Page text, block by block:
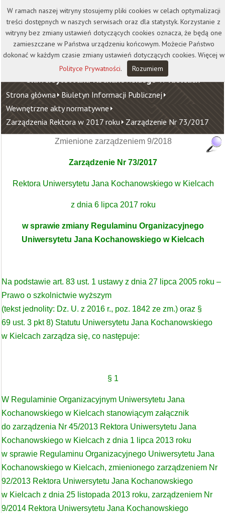
Kontakt Biblioteka
Wydawnictwo
Wirtualna Uczelnia
Uniwersytet Jana Kochanowskiego w Kielcach
Strona główna Biuletyn Informacji Publicznej
Wewnętrzne akty normatywne
Zarządzenia Rektora w 2017 roku Zarządzenie Nr 73/2017
Zmienione zarządzeniem 9/2018
Zarządzenie Nr 73/2017
Rektora Uniwersytetu Jana Kochanowskiego w Kielcach
z dnia 6 lipca 2017 roku
w sprawie zmiany Regulaminu Organizacyjnego
Uniwersytetu Jana Kochanowskiego w Kielcach
Na podstawie art. 83 ust. 1 ustawy z dnia 27 lipca 2005 roku –
Prawo o szkolnictwie wyższym
(tekst jednolity: Dz. U. z 2016 r., poz. 1842 ze zm.) oraz §
69 ust. 3 pkt 8) Statutu Uniwersytetu Jana Kochanowskiego
w Kielcach zarządza się, co następuje:
§ 1
W Regulaminie Organizacyjnym Uniwersytetu Jana
Kochanowskiego w Kielcach stanowiącym załącznik
do zarządzenia Nr 45/2013 Rektora Uniwersytetu Jana
Kochanowskiego w Kielcach z dnia 1 lipca 2013 roku
w sprawie Regulaminu Organizacyjnego Uniwersytetu Jana
Kochanowskiego w Kielcach, zmienionego zarządzeniem Nr
92/2013 Rektora Uniwersytetu Jana Kochanowskiego
w Kielcach z dnia 25 listopada 2013 roku, zarządzeniem Nr
9/2014 Rektora Uniwersytetu Jana Kochanowskiego
W ramach naszej witryny stosujemy pliki cookies w celach optymalizacji
treści dostępnych w naszych serwisach oraz dla statystyk. Korzystanie z
witryny bez zmiany ustawień dotyczących cookies oznacza, że będą one
zamieszczane w Państwa urządzeniu końcowym. Możecie Państwo
dokonać w każdym czasie zmiany ustawień dotyczących cookies. Więcej w
Polityce Prywatności. Rozumiem